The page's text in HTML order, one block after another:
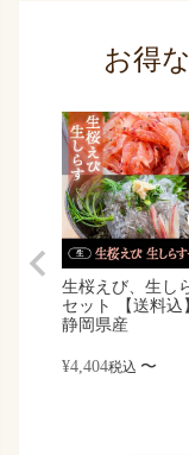
お得
生桜えび、生し
セット 【送料
静岡県産
¥4,404税込 〜